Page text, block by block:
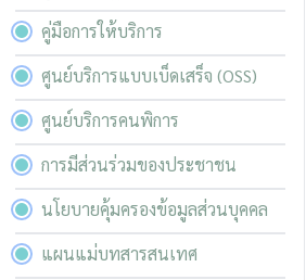
คู่มือการให้บริการ
ศูนย์บริการแบบเบ็ดเสร็จ (OSS)
ศูนย์บริการคนพิการ
การมีส่วนร่วมของประชาชน
นโยบายคุ้มครองข้อมูลส่วนบุคคล
แผนแม่บทสารสนเทศ